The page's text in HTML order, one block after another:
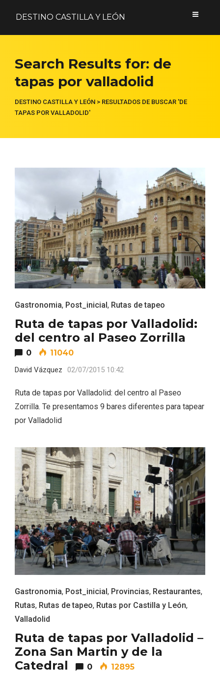
DESTINO CASTILLA Y LEÓN
Search Results for: de
tapas por valladolid
DESTINO CASTILLA Y LEÓN > RESULTADOS DE BUSCAR 'DE
TAPAS POR VALLADOLID'
Gastronomia, Post_inicial, Rutas de tapeo
Ruta de tapas por Valladolid:
del centro al Paseo Zorrilla
0 11040
David Vázquez 02/07/2015 10:42
Ruta de tapas por Valladolid: del centro al Paseo
Zorrilla. Te presentamos 9 bares diferentes para tapear
por Valladolid
Gastronomia, Post_inicial, Provincias, Restaurantes,
Rutas, Rutas de tapeo, Rutas por Castilla y León,
Valladolid
Ruta de tapas por Valladolid –
Zona San Martin y de la
Catedral
0 12895
Acceder
Nombre de usuario o correo electrónico
Formulario de acceso protegido porLogin Lockdown
Recuérdame
ACCEDER
Ultimas entradas
Fiesta de los Fueros 2026 de Sepúlveda
y Feria de Artesanía